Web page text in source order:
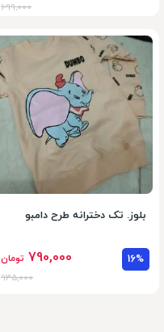
699,000
بلوز. تک دخترانه طرح دامبو
16%
790,000 تومان
935,000